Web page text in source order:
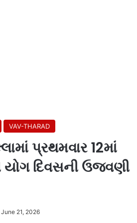
VAV-THARAD
પ્રથમવાર 12માં
યોગ દિવસની ઉજવણી
June 21, 2026